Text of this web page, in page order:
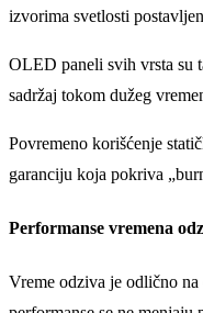
izvorima svetlosti
OLED paneli svih vrsta su
sadržaj tokom dužeg
Povremeno korišćenje
garanciju koja pokriva
Performanse vremena
Vreme odziva je odlično